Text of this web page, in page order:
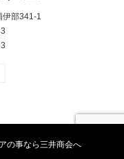
部341-1
の事なら三井商会へ